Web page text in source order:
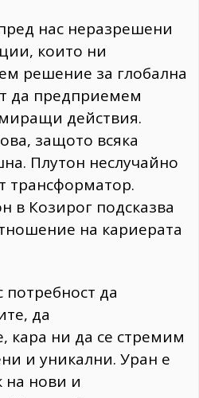
нас неразрешени
които ни
решение за глобална
да предприемем
действия.
защото всяка
Плутон неслучайно
трансформатор.
в Козирог подсказва
на кариерата
потребност да
да
кара ни да се стремим
и уникални. Уран е
на нови и